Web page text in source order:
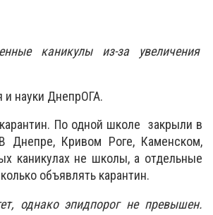
каникулы из-за увеличения
и науки ДнепрОГА.
По одной школе закрыли в
Днепре, Кривом Роге, Каменском,
каникулах не школы, а отдельные
объявлять карантин.
однако эпидпорог не превышен.